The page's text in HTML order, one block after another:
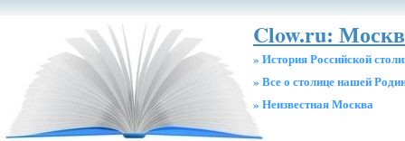
Clow.ru:
» История Российской
» Все о столице нашей
» Неизвестная Москва